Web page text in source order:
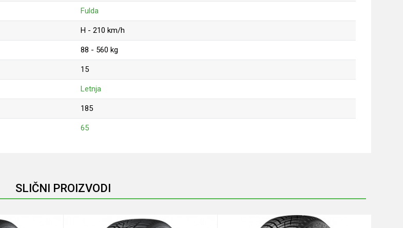
Fulda
H - 210 km/h
88 - 560 kg
15
Letnja
185
65
SLIČNI PROIZVODI